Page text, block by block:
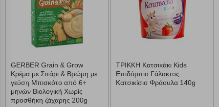
GERBER Grain & Grow
Κρέμα με Σιτάρι & Βρώμη με
γεύση Μπισκότο από 6+
μηνών Βιολογική Χωρίς
προσθήκη ζάχαρης 200g
ΤΡΙΚΚΗ Κατσικάκι Kids
Επιδόρπιο Γάλακτος
Κατσικίσιο Φράουλα 140g